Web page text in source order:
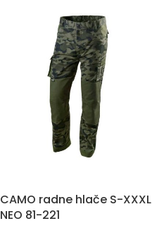
CAMO radne hlače S-XXXL
NEO 81-221